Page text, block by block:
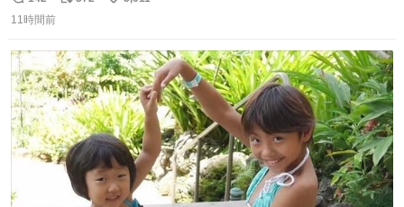
ことが証明された！”
返
信
リ
ト
数
い
数
11時間前